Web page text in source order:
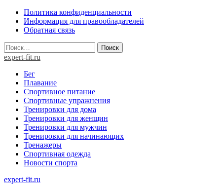
Skip
content
Политика конфиденциальности
Информация для правообладателей
Обратная связь
Найти:
expert-fit.ru
Бег
Плавание
Спортивное питание
Спортивные упражнения
Тренировки для дома
Тренировки для женщин
Тренировки для мужчин
Тренировки для начинающих
Тренажеры
Спортивная одежда
Новости спорта
expert-fit.ru